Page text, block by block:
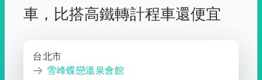
車， 比搭高鐵轉計程車還便宜
台北市
雪峰蝶戀溫泉會館